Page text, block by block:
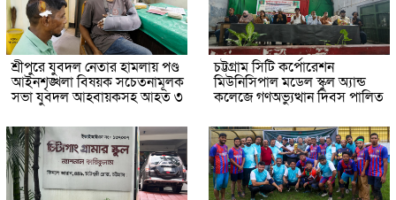
শ্রীপুরে যুবদল নেতার হামলায় পণ্ড
আইনশৃঙ্খলা বিষয়ক সচেতনামূলক
সভা যুবদল আহবায়কসহ আহত ৩
চট্টগ্রাম সিটি কর্পোরেশন
মিউনিসিপাল মডেল স্কুল অ্যান্ড
কলেজে গণঅভ্যুত্থান দিবস পালিত